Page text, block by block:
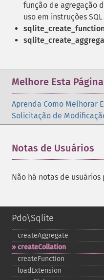
função de agregação
uso em instruções SQL
Melhore Esta Página
Aprenda Como Melhorar
Solicitação de
Notas de Usuários
Não há notas de usuários
Pdo\Sqlite
createAggregate
createCollation
createFunction
loadExtension